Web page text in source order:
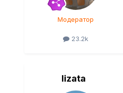
Модератор
23.2k
lizata